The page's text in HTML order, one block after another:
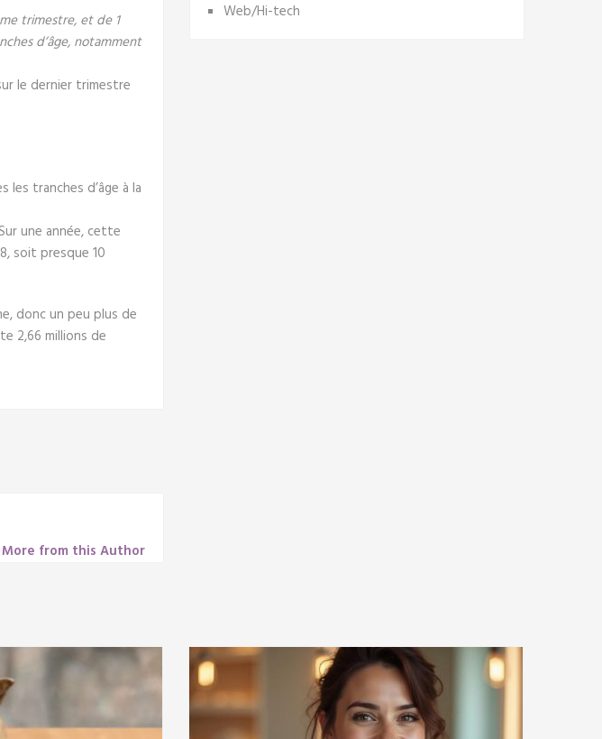
trimestre, et de 1
d’âge, notamment
le dernier trimestre
tranches d’âge à la
une année, cette
soit presque 10
donc un peu plus de
2,66 millions de
More from this Author
Web/Hi-tech